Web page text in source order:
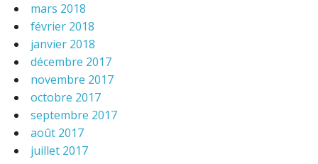
mars 2018
février 2018
janvier 2018
décembre 2017
novembre 2017
octobre 2017
septembre 2017
août 2017
juillet 2017